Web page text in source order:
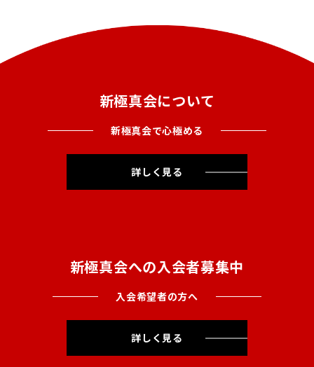
新極真会について
新極真会で心極める
詳しく見る
新極真会への入会者募集中
入会希望者の方へ
詳しく見る